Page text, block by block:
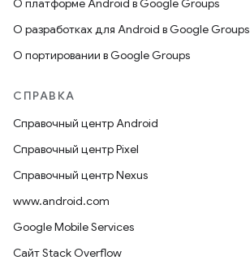
О платформе Android в Google Groups
О разработках для Android в Google Groups
О портировании в Google Groups
СПРАВКА
Справочный центр Android
Справочный центр Pixel
Справочный центр Nexus
www.android.com
Google Mobile Services
Сайт Stack Overflow